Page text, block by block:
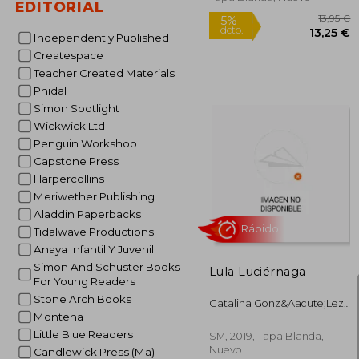
EDITORIAL
Independently Published
Createspace
Teacher Created Materials
Phidal
Simon Spotlight
Wickwick Ltd
Penguin Workshop
Capstone Press
Harpercollins
Meriwether Publishing
Aladdin Paperbacks
Tidalwave Productions
Anaya Infantil Y Juvenil
Simon And Schuster Books
For Young Readers
Stone Arch Books
Montena
Little Blue Readers
Candlewick Press (Ma)
Lula Luciérnaga
Catalina Gonz&Aacute;Lez
SM, 2019, Tapa Blanda,
Nuevo